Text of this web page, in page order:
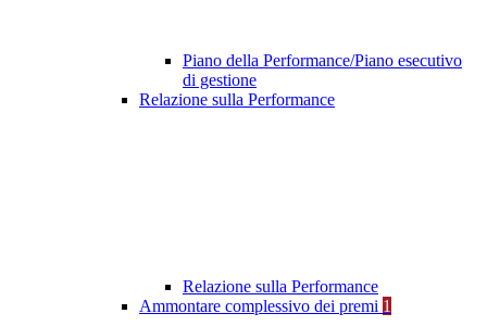
Piano della Performance/Piano esecutivo
di gestione
Relazione sulla Performance
Relazione sulla Performance
Ammontare complessivo dei premi 1